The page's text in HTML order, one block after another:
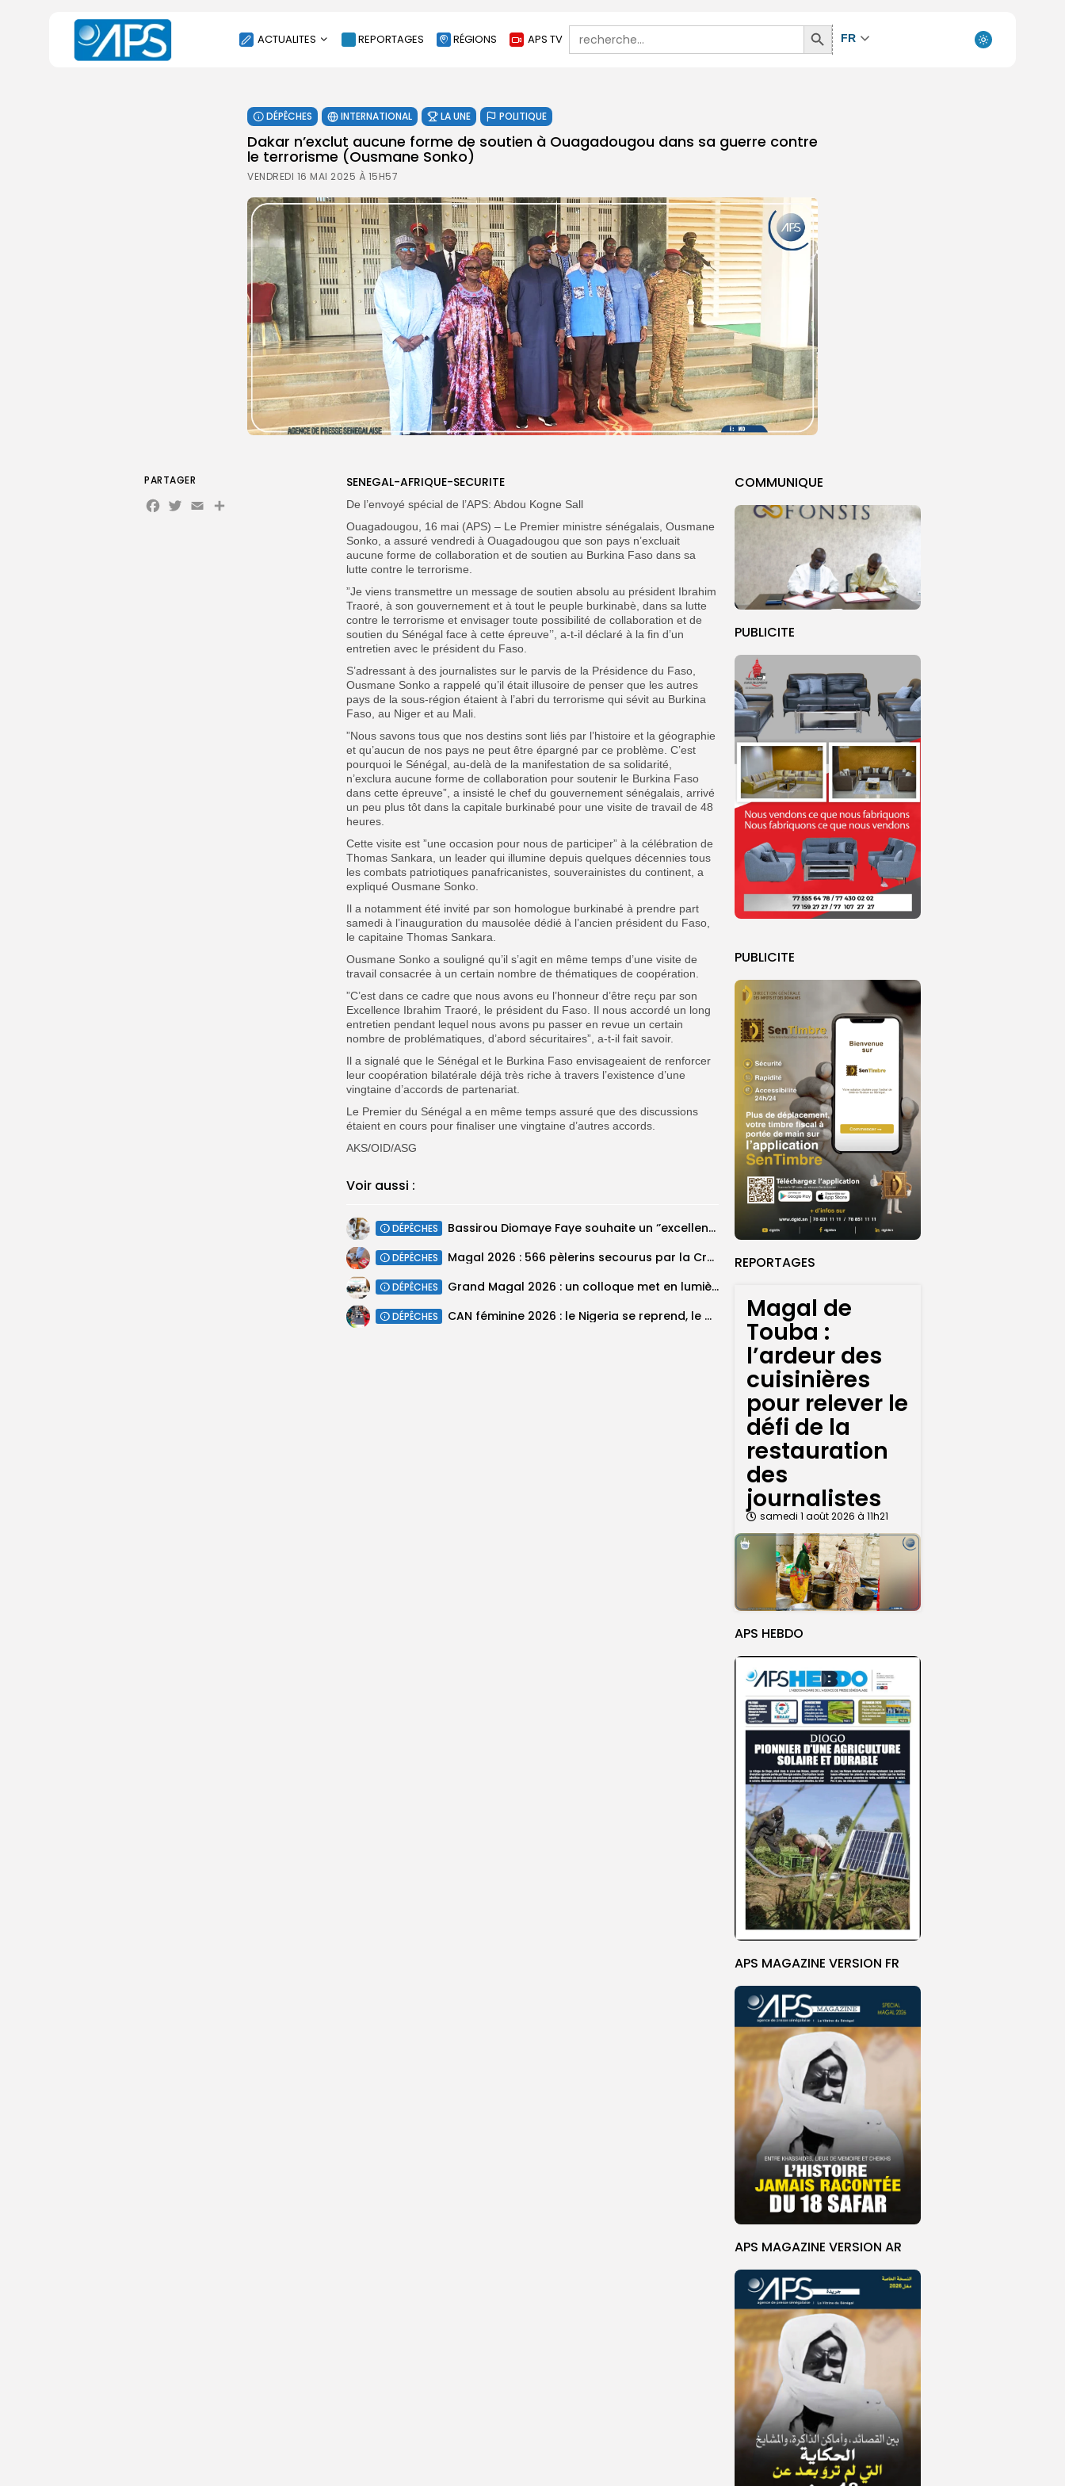
ACTUALITES
SOCIÉTÉ
ÉCONOMIE
CULTURE
ENVIRONNEMENT
INTERNATIONAL
AGENDA
SANTE
REPORTAGES RÉGIONS APS TV
Search
for:
Search
Button
FR
DÉPÊCHES INTERNATIONAL LA UNE POLITIQUE
Dakar n’exclut aucune forme de soutien à Ouagadougou dans sa guerre contre
le terrorisme (Ousmane Sonko)
VENDREDI 16 MAI 2025 À 15H57
COMMUNIQUE
PUBLICITE
PUBLICITE
REPORTAGES
Magal de
Touba :
l’ardeur des
cuisinières
pour relever le
défi de la
restauration
des
journalistes
samedi 1 août 2026 à 11h21
APS HEBDO
APS MAGAZINE VERSION FR
APS MAGAZINE VERSION AR
SENEGAL-AFRIQUE-SECURITE
De l’envoyé spécial de l’APS: Abdou Kogne Sall
Ouagadougou, 16 mai (APS) – Le Premier ministre sénégalais, Ousmane
Sonko, a assuré vendredi à Ouagadougou que son pays n’excluait
aucune forme de collaboration et de soutien au Burkina Faso dans sa
lutte contre le terrorisme.
”Je viens transmettre un message de soutien absolu au président Ibrahim
Traoré, à son gouvernement et à tout le peuple burkinabè, dans sa lutte
contre le terrorisme et envisager toute possibilité de collaboration et de
soutien du Sénégal face à cette épreuve’’, a-t-il déclaré à la fin d’un
entretien avec le président du Faso.
S’adressant à des journalistes sur le parvis de la Présidence du Faso,
Ousmane Sonko a rappelé qu’il était illusoire de penser que les autres
pays de la sous-région étaient à l’abri du terrorisme qui sévit au Burkina
Faso, au Niger et au Mali.
”Nous savons tous que nos destins sont liés par l’histoire et la géographie
et qu’aucun de nos pays ne peut être épargné par ce problème. C’est
pourquoi le Sénégal, au-delà de la manifestation de sa solidarité,
n’exclura aucune forme de collaboration pour soutenir le Burkina Faso
dans cette épreuve”, a insisté le chef du gouvernement sénégalais, arrivé
un peu plus tôt dans la capitale burkinabé pour une visite de travail de 48
heures.
Cette visite est ”une occasion pour nous de participer” à la célébration de
Thomas Sankara, un leader qui illumine depuis quelques décennies tous
les combats patriotiques panafricanistes, souverainistes du continent, a
expliqué Ousmane Sonko.
Il a notamment été invité par son homologue burkinabé à prendre part
samedi à l’inauguration du mausolée dédié à l’ancien président du Faso,
le capitaine Thomas Sankara.
Ousmane Sonko a souligné qu’il s’agit en même temps d’une visite de
travail consacrée à un certain nombre de thématiques de coopération.
”C’est dans ce cadre que nous avons eu l’honneur d’être reçu par son
Excellence Ibrahim Traoré, le président du Faso. Il nous accordé un long
entretien pendant lequel nous avons pu passer en revue un certain
nombre de problématiques, d’abord sécuritaires”, a-t-il fait savoir.
Il a signalé que le Sénégal et le Burkina Faso envisageaient de renforcer
leur coopération bilatérale déjà très riche à travers l’existence d’une
vingtaine d’accords de partenariat.
Le Premier du Sénégal a en même temps assuré que des discussions
étaient en cours pour finaliser une vingtaine d’autres accords.
AKS/OID/ASG
Voir aussi :
DÉPÊCHES Bassirou Diomaye Faye souhaite un ‘’excellent Magal’’ aux fidèles
DÉPÊCHES Magal 2026 : 566 pèlerins secourus par la Croix-Rouge sénégalaise
DÉPÊCHES Grand Magal 2026 : un colloque met en lumière la portée universelle...
DÉPÊCHES ‎CAN féminine 2026 : le Nigeria se reprend, le Malawi surprend encore...
PARTAGER
Facebook
Twitter
Email